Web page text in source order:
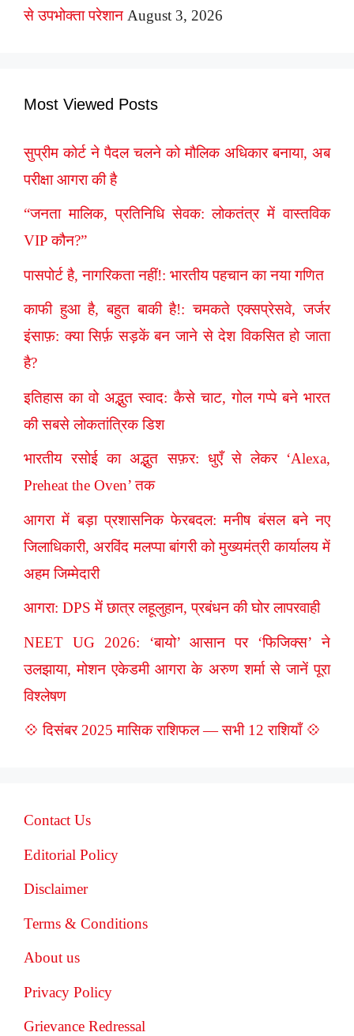
से उपभोक्ता परेशान August 3, 2026
Most Viewed Posts
सुप्रीम कोर्ट ने पैदल चलने को मौलिक अधिकार बनाया, अब
परीक्षा आगरा की है
“जनता मालिक, प्रतिनिधि सेवक: लोकतंत्र में वास्तविक
VIP कौन?”
पासपोर्ट है, नागरिकता नहीं!: भारतीय पहचान का नया गणित
काफी हुआ है, बहुत बाकी है!: चमकते एक्सप्रेसवे, जर्जर
इंसाफ़: क्या सिर्फ़ सड़कें बन जाने से देश विकसित हो जाता
है?
इतिहास का वो अद्भुत स्वाद: कैसे चाट, गोल गप्पे बने भारत
की सबसे लोकतांत्रिक डिश
भारतीय रसोई का अद्भुत सफ़र: धुएँ से लेकर ‘Alexa,
Preheat the Oven’ तक
आगरा में बड़ा प्रशासनिक फेरबदल: मनीष बंसल बने नए
जिलाधिकारी, अरविंद मलप्पा बांगरी को मुख्यमंत्री कार्यालय में
अहम जिम्मेदारी
आगरा: DPS में छात्र लहूलुहान, प्रबंधन की घोर लापरवाही
NEET UG 2026: ‘बायो’ आसान पर ‘फिजिक्स’ ने
उलझाया, मोशन एकेडमी आगरा के अरुण शर्मा से जानें पूरा
विश्लेषण
💠 दिसंबर 2025 मासिक राशिफल — सभी 12 राशियाँ 💠
Contact Us
Editorial Policy
Disclaimer
Terms & Conditions
About us
Privacy Policy
Grievance Redressal